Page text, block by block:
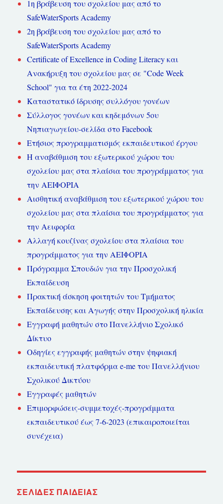
1η βράβευση του σχολείου μας από το
SafeWaterSports Academy
2η βράβευση του σχολείου μας από το
SafeWaterSports Academy
Certificate of Excellence in Coding Literacy και
Ανακήρυξη του σχολείου μας σε "Code Week
School" για τα έτη 2022-2024
Καταστατικό ίδρυσης συλλόγου γονέων
Σύλλογος γονέων και κηδεμόνων 5ου
Νηπιαγωγείου-σελίδα στο Facebook
Ετήσιος προγραμματισμός εκπαιδευτικού έργου
Η αναβάθμιση του εξωτερικού χώρου του
σχολείου μας στα πλαίσια του προγράμματος για
την ΑΕΙΦΟΡΙΑ
Αισθητική αναβάθμιση του εξωτερικού χώρου του
σχολείου μας στα πλαίσια του προγράμματος για
την Αειφορία
Αλλαγή κουζίνας σχολείου στα πλαίσια του
προγράμματος για την ΑΕΙΦΟΡΙΑ
Πρόγραμμα Σπουδών για την Προσχολική
Εκπαίδευση
Πρακτική άσκηση φοιτητών του Τμήματος
Εκπαίδευσης και Αγωγής στην Προσχολική ηλικία
Εγγραφή μαθητών στο Πανελλήνιο Σχολικό
Δίκτυο
Οδηγίες εγγραφής μαθητών στην ψηφιακή
εκπαιδευτική πλατφόρμα e-me του Πανελλήνιου
Σχολικού Δικτύου
Εγγραφές μαθητών
Επιμορφώσεις-συμμετοχές-προγράμματα
εκπαιδευτικού έως 7-6-2023 (επικαιροποιείται
συνέχεια)
ΣΕΛΊΔΕΣ ΠΑΙΔΕΊΑΣ